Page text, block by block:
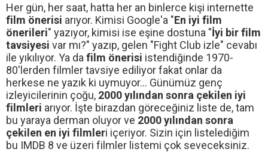
Her gün, her saat, hatta her an binlerce kişi internette
film önerisi arıyor. Kimisi Google'a "En iyi film
önerileri" yazıyor, kimisi ise eşine dostuna "İyi bir film
tavsiyesi var mı?" yazıp, gelen "Fight Club izle" cevabı
ile yıkılıyor. Ya da film önerisi istendiğinde 1970-
80'lerden filmler tavsiye ediliyor fakat onlar da
herkese ne yazık ki uymuyor... Günümüz genç
izleyicilerinin çoğu, 2000 yılından sonra çekilen iyi
filmleri arıyor. İşte birazdan göreceğiniz liste de, tam
bu yaraya derman oluyor ve 2000 yılından sonra
çekilen en iyi filmleri içeriyor. Sizin için listelediğim
bu IMDB 8 ve üzeri filmler listemi çok seveceksiniz.